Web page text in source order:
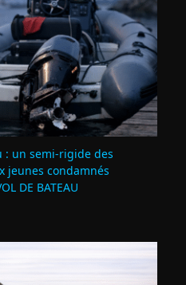
: un semi‑rigide des
jeunes condamnés
DE BATEAU